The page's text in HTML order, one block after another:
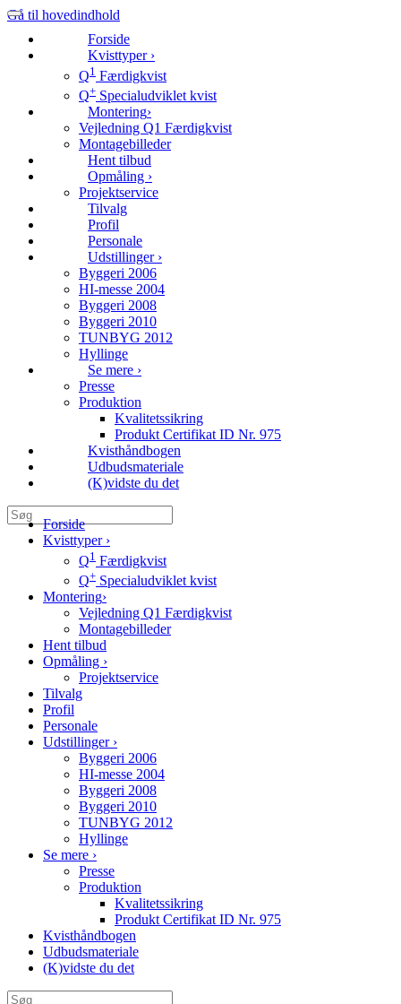
Gå til hovedindhold
Forside
Kvisttyper ›
Q1 Færdigkvist
Q+ Specialudviklet kvist
Montering›
Vejledning Q1 Færdigkvist
Montagebilleder
Hent tilbud
Opmåling ›
Projektservice
Tilvalg
Profil
Personale
Udstillinger ›
Byggeri 2006
HI-messe 2004
Byggeri 2008
Byggeri 2010
TUNBYG 2012
Hyllinge
Se mere ›
Presse
Produktion
Kvalitetssikring
Produkt Certifikat ID Nr. 975
Kvisthåndbogen
Udbudsmateriale
(K)vidste du det
Forside
Kvisttyper ›
Q1 Færdigkvist
Q+ Specialudviklet kvist
Montering›
Vejledning Q1 Færdigkvist
Montagebilleder
Hent tilbud
Opmåling ›
Projektservice
Tilvalg
Profil
Personale
Udstillinger ›
Byggeri 2006
HI-messe 2004
Byggeri 2008
Byggeri 2010
TUNBYG 2012
Hyllinge
Se mere ›
Presse
Produktion
Kvalitetssikring
Produkt Certifikat ID Nr. 975
Kvisthåndbogen
Udbudsmateriale
(K)vidste du det